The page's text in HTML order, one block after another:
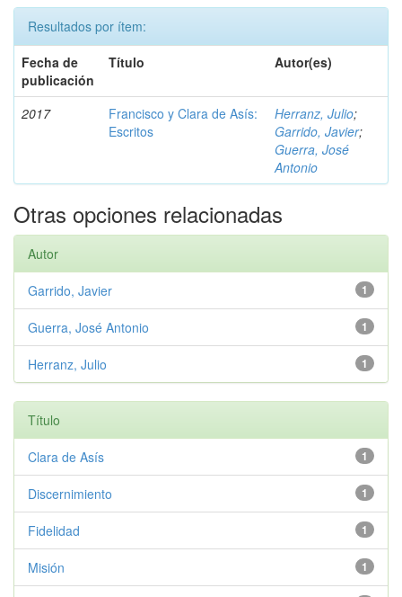
Resultados por ítem:
Fecha de
publicación
Título Autor(es)
2017
Francisco y Clara de Asís:
Escritos
Herranz, Julio;
Garrido, Javier;
Guerra, José
Antonio
Otras opciones relacionadas
Autor
1
Garrido, Javier
1
Guerra, José Antonio
1
Herranz, Julio
Título
1
Clara de Asís
1
Discernimiento
1
Fidelidad
1
Misión